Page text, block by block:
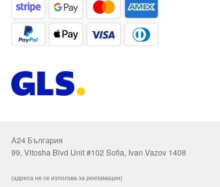
А24 България
99, Vitosha Blvd Unit #102 Sofia, Ivan Vazov 1408
(адреса не се използва за рекламации)